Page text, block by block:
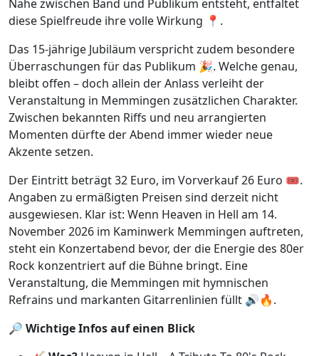
Nähe zwischen Band und Publikum entsteht, entfaltet
diese Spielfreude ihre volle Wirkung 📍.
Das 15-jährige Jubiläum verspricht zudem besondere
Überraschungen für das Publikum 🎉. Welche genau,
bleibt offen – doch allein der Anlass verleiht der
Veranstaltung in Memmingen zusätzlichen Charakter.
Zwischen bekannten Riffs und neu arrangierten
Momenten dürfte der Abend immer wieder neue
Akzente setzen.
Der Eintritt beträgt 32 Euro, im Vorverkauf 26 Euro 🎟️.
Angaben zu ermäßigten Preisen sind derzeit nicht
ausgewiesen. Klar ist: Wenn Heaven in Hell am 14.
November 2026 im Kaminwerk Memmingen auftreten,
steht ein Konzertabend bevor, der die Energie des 80er
Rock konzentriert auf die Bühne bringt. Eine
Veranstaltung, die Memmingen mit hymnischen
Refrains und markanten Gitarrenlinien füllt 🔊🔥.
🔎 Wichtige Infos auf einen Blick